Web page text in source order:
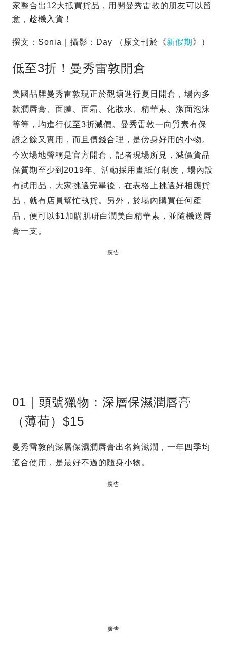
家整合出12大抵買貨品，用開曼秀雷敦的朋友可以留
意，趁機入貨！
撰文：Sonia｜攝影：Day （原文刊於《新假期 》）
低至3折！曼秀雷敦開倉
美國品牌曼秀雷敦現正於觀塘進行夏日開倉，場內多
款潤唇膏、面膜、面霜、化妝水、精華素、潔面泡沫
等等，均進行低至3折減價。曼秀雷敦一向質素有保
證之餘又實用，而且價錢合理，是傍身好用的小物。
今次場地聲稱是官方開倉，記者現場所見，減價貨品
保質期至少到2019年。活動採用畫紙仔制度，場內設
有試用品，大家挑選完畢後，在表格上挑選好相應貨
品，就有店員幫忙執貨。另外，於場內購買任何產
品，便可以$1加購肌研白潤美白精華素，並隨機送唇
膏一支。
廣告
01｜頭號獵物：深層保濕潤唇膏
（薄荷）$15
曼秀雷敦的深層保濕潤唇膏出名夠滋潤，一年四季均
適合使用，是最好不過的隨身小物。
廣告
廣告